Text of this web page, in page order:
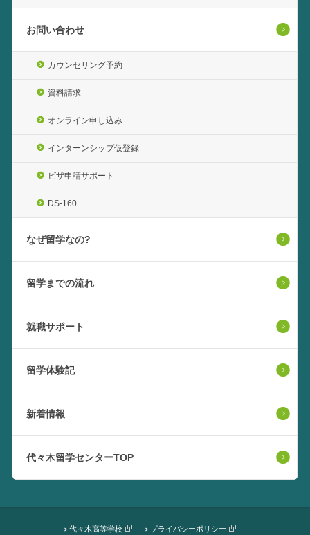
お問い合わせ
カウンセリング予約
資料請求
オンライン申し込み
インターンシップ仮登録
ビザ申請サポート
DS-160
なぜ留学なの?
留学までの流れ
就職サポート
留学体験記
新着情報
代々木留学センターTOP
代々木高等学校 プライバシーポリシー